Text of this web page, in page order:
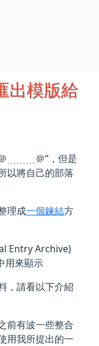
出模版給
﹍﹍﹍＠”，但是
以將自己的部落
理成一個鍊結方
Entry Archive)
用來顯示
，請看以下介紹
前有波一些整合
用我所提出的一